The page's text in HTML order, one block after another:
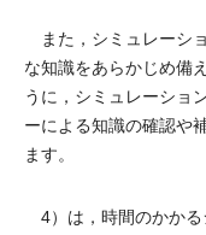
また，シミュレーシ
な知識をあらかじめ備
うに，シミュレーショ
ーによる知識の確認や
ます。
4）は，時間のかかる